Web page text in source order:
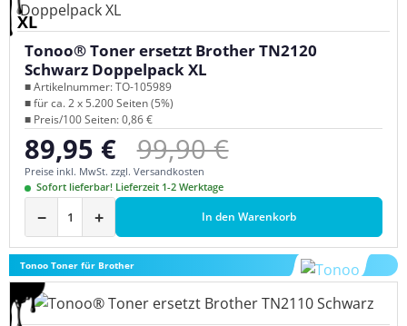
XL
Tonoo® Toner ersetzt Brother TN2120
Schwarz Doppelpack XL
■ Artikelnummer: TO-105989
■ für ca. 2 x 5.200 Seiten (5%)
■ Preis/100 Seiten: 0,86 €
Verkaufspreis:
89,95 € Regulärer Preis:
99,90 €
Preise inkl. MwSt. zzgl. Versandkosten
Sofort lieferbar! Lieferzeit 1-2 Werktage
− + In den Warenkorb
Tonoo Toner für Brother